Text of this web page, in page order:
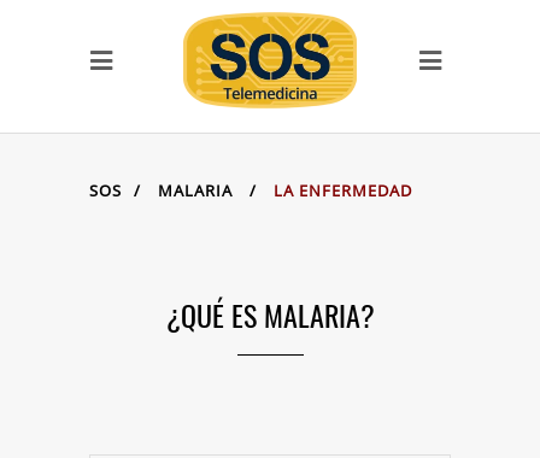
SERVICIOS
Llamada SOS
SOS Telemedicina
Vitae Academia Biomédica
Digital
SOS / MALARIA / LA ENFERMEDAD
¿QUÉ ES MALARIA?